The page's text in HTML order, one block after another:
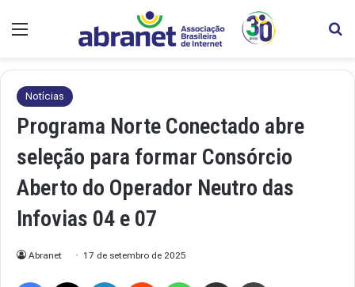
Notícias
Programa Norte Conectado abre
seleção para formar Consórcio
Aberto do Operador Neutro das
Infovias 04 e 07
Abranet 17 de setembro de 2025